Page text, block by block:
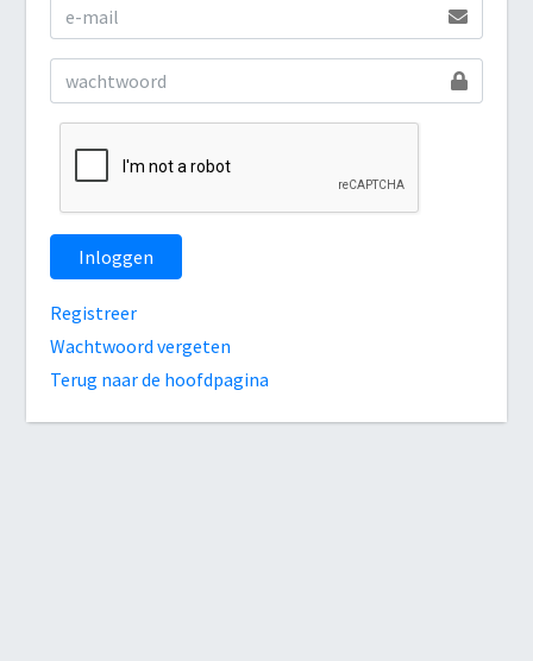
Inloggen
Registreer
Wachtwoord vergeten
Terug naar de hoofdpagina